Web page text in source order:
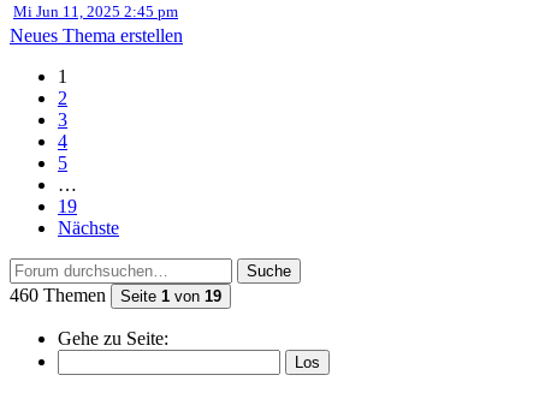
Mi Jun 11, 2025 2:45 pm
Neues Thema erstellen
1
2
3
4
5
…
19
Nächste
Suche
460 Themen Seite 1 von 19
Gehe zu Seite: